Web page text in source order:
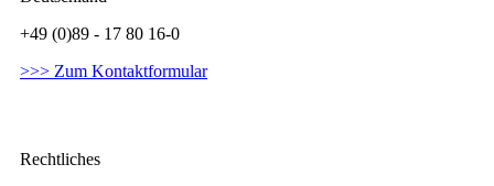
+49 (0)89 - 17 80 16-0
>>> Zum Kontaktformular
Rechtliches